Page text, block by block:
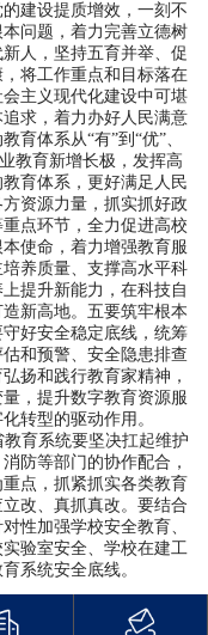
建设提质增效，一刻不
问题，着力完善立德树
人，坚持五育并举、促
将工作重点和目标落在
主义现代化建设中可堪
求，着力办好人民满意
育体系从“有”到“优”、
教育新增长极，发挥高
育体系，更好满足人民
资源力量，抓实抓好政
点环节，全力促进高校
使命，着力增强教育服
养质量、支撑高水平科
提升新能力，在科技自
新高地。五要筑牢根本
好安全稳定底线，统筹
和预警、安全隐患排查
扬和践行教育家精神，
，提升数字教育资源服
转型的驱动作用。
育系统要坚决扛起维护
防等部门的协作配合，
点，抓紧抓实各类教育
改、真抓真改。要结合
性加强学校安全教育、
验室安全、学校在建工
系统安全底线。